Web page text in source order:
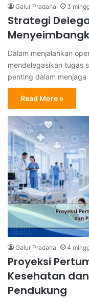
Galur Pradana 3
Strategi
Dalam menjalankan
mendelegasikan tugas
penting dalam
Read More »
Galur Pradana 4
Proyeksi
Kesehatan
Pendukung